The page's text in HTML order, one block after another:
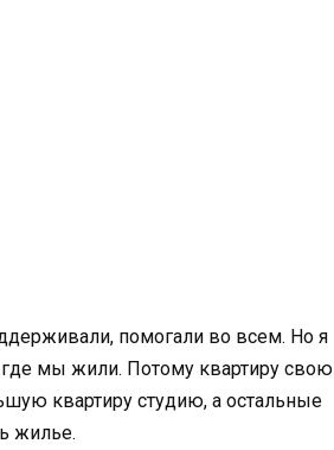
помогали во всем. Но я
где мы жили. Потому квартиру свою
квартиру студию, а остальные
жилье.